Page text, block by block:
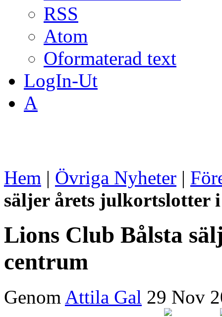
RSS
Atom
Oformaterad text
LogIn-Ut
A
Hem | Övriga Nyheter |
säljer årets julkortslotter
Lions Club Bålsta
centrum
Genom Attila Gal 29 Nov